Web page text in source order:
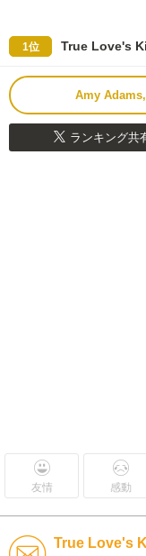
1位 True Love's
Amy
ランキング共
友情 感動
True Love's